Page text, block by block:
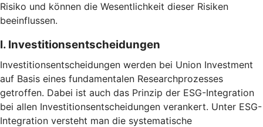
Risiko und können die Wesentlichkeit dieser Risiken
beeinflussen.
I. Investitionsentscheidungen
Investitionsentscheidungen werden bei Union Investment
auf Basis eines fundamentalen Researchprozesses
getroffen. Dabei ist auch das Prinzip der ESG-Integration
bei allen Investitionsentscheidungen verankert. Unter ESG-
Integration versteht man die systematische